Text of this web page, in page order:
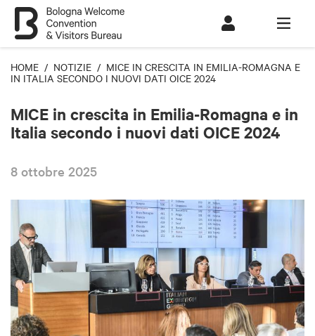
HOME / NOTIZIE / MICE IN CRESCITA IN EMILIA-ROMAGNA E
IN ITALIA SECONDO I NUOVI DATI OICE 2024
MICE in crescita in Emilia-Romagna e in
Italia secondo i nuovi dati OICE 2024
8 ottobre 2025